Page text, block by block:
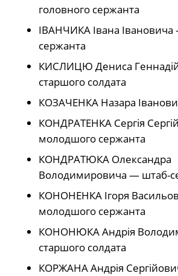
головного сержанта
ІВАНЧИКА Івана
сержанта
КИСЛИЦЮ Дениса
старшого солдата
КОЗАЧЕНКА Назара
КОНДРАТЕНКА Сергія
молодшого сержанта
КОНДРАТЮКА Олександра
Володимировича — штаб-
КОНОНЕНКА Ігоря
молодшого сержанта
КОНОНЮКА Андрія
старшого солдата
КОРЖАНА Андрія